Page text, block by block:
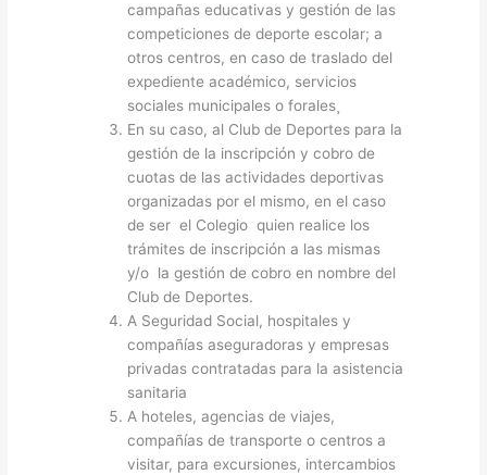
campañas educativas y gestión de las
competiciones de deporte escolar; a
otros centros, en caso de traslado del
expediente académico, servicios
sociales municipales o forales¸
En su caso, al Club de Deportes para la
gestión de la inscripción y cobro de
cuotas de las actividades deportivas
organizadas por el mismo, en el caso
de ser el Colegio quien realice los
trámites de inscripción a las mismas
y/o la gestión de cobro en nombre del
Club de Deportes.
A Seguridad Social, hospitales y
compañías aseguradoras y empresas
privadas contratadas para la asistencia
sanitaria
A hoteles, agencias de viajes,
compañías de transporte o centros a
visitar, para excursiones, intercambios